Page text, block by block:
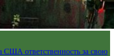
США ответственность за свою